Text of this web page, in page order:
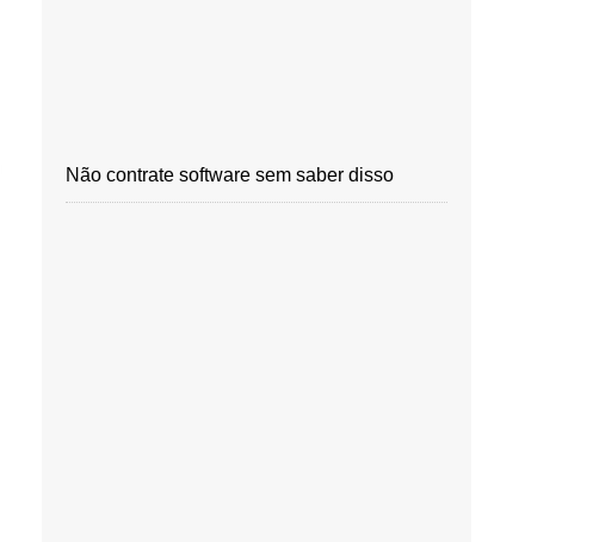
Não contrate software sem saber disso